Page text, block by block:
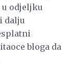
odjeljku
dalju
bloga da